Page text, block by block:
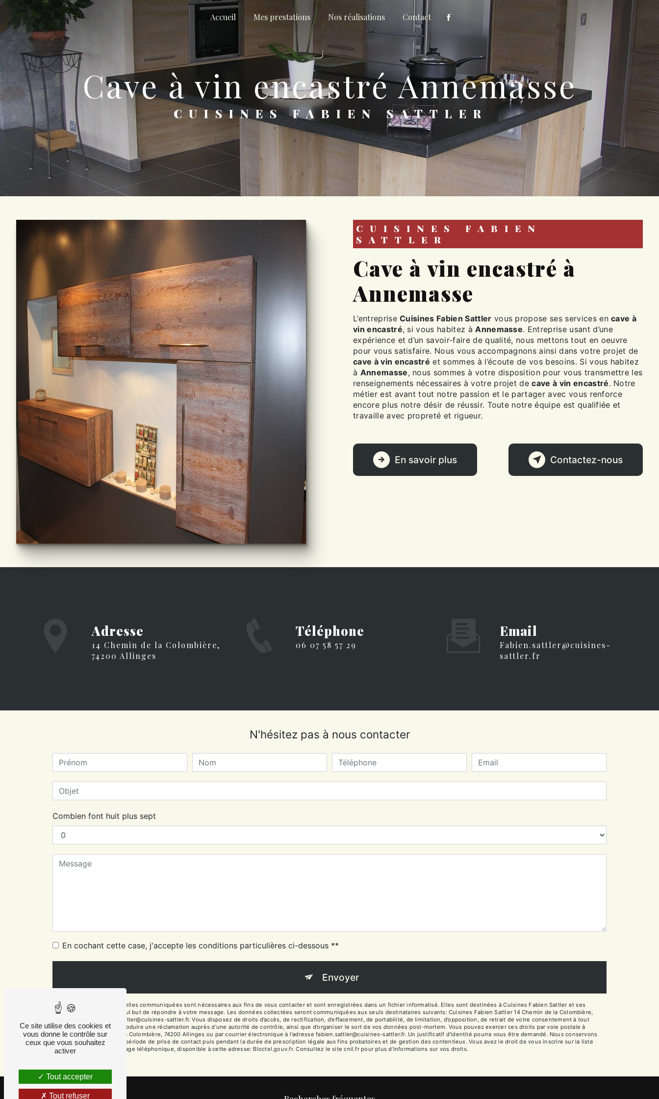
Accueil Mes prestations Nos réalisations Contact
cave à vin encastré Annemasse
CUISINES FABIEN SATTLER
CUISINES FABIEN
SATTLER
cave à vin encastré à
Annemasse
L’entrepriseCuisines Fabien Sattler vous propose ses services encave à
vin encastré, si vous habitez àAnnemasse. Entreprise usant d’une
expérience et d’un savoir-faire de qualité, nous mettons tout en oeuvre
pour vous satisfaire. Nous vous accompagnons ainsi dans votre projet de
cave à vin encastré et sommes à l’écoute de vos besoins. Si vous habitez
à Annemasse, nous sommes à votre disposition pour vous transmettre les
renseignements nécessaires à votre projet decave à vin encastré. Notre
métier est avant tout notre passion et le partager avec vous renforce
encore plus notre désir de réussir. Toute notre équipe est qualifiée et
travaille avec propreté et rigueur.
En savoir plus Contactez-nous
Adresse
14 Chemin de la Colombière,
74200 Allinges
Téléphone
06 07 58 57 29
Email
fabien.sattler@cuisines-
sattler.fr
N'hésitez pas à nous contacter
Combien font huit plus sept
En cochant cette case, j'accepte les conditions particulières ci-dessous **
Envoyer
** Les données personnelles communiquées sont nécessaires aux fins de vous contacter et sont enregistrées dans un fichier informatisé. Elles sont destinées à Cuisines Fabien Sattler et ses
sous-traitants dans le seul but de répondre à votre message. Les données collectées seront communiquées aux seuls destinataires suivants: Cuisines Fabien Sattler 14 Chemin de la Colombière,
74200 Allinges fabien.sattler@cuisines-sattler.fr. Vous disposez de droits d’accès, de rectification, d’effacement, de portabilité, de limitation, d’opposition, de retrait de votre consentement à tout
moment et du droit d’introduire une réclamation auprès d’une autorité de contrôle, ainsi que d’organiser le sort de vos données post-mortem. Vous pouvez exercer ces droits par voie postale à
l'adresse 14 Chemin de la Colombière, 74200 Allinges ou par courrier électronique à l'adresse fabien.sattler@cuisines-sattler.fr. Un justificatif d'identité pourra vous être demandé. Nous conservons
vos données pendant la période de prise de contact puis pendant la durée de prescription légale aux fins probatoires et de gestion des contentieux. Vous avez le droit de vous inscrire sur la liste
d'opposition au démarchage téléphonique, disponible à cette adresse:
Bloctel.gouv.fr. Consultez le site cnil.fr pour plus d’informations sur vos droits.
Panneau de gestion des cookies
Ce site utilise des cookies et
vous donne le contrôle sur
ceux que vous souhaitez
activer
Tout accepter
Tout refuser